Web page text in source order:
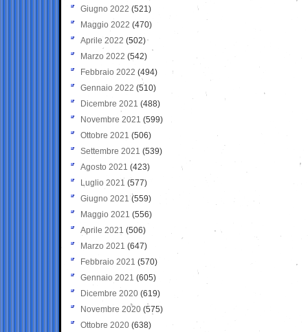
Giugno 2022 (521)
Maggio 2022 (470)
Aprile 2022 (502)
Marzo 2022 (542)
Febbraio 2022 (494)
Gennaio 2022 (510)
Dicembre 2021 (488)
Novembre 2021 (599)
Ottobre 2021 (506)
Settembre 2021 (539)
Agosto 2021 (423)
Luglio 2021 (577)
Giugno 2021(559)
Maggio 2021 (556)
Aprile 2021 (506)
Marzo 2021 (647)
Febbraio 2021 (570)
Gennaio 2021 (605)
Dicembre 2020 (619)
Novembre 2020 (575)
Ottobre 2020 (638)